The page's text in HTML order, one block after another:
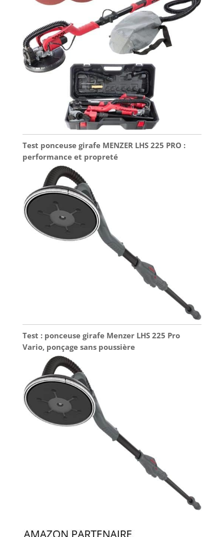
Test ponceuse girafe MENZER LHS 225 PRO :
performance et propreté
Test : ponceuse girafe Menzer LHS 225 Pro
Vario, ponçage sans poussière